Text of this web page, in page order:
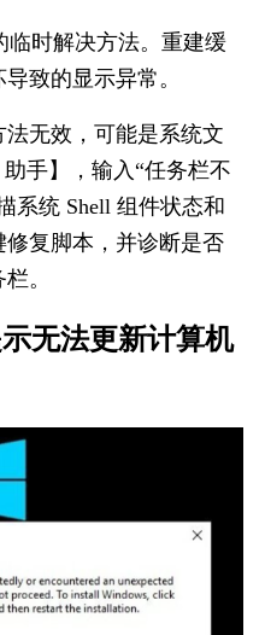
临时解决方法。重建缓
致的显示异常。
无效，可能是系统文
手】，输入“任务栏不
系统 Shell 组件状态和
复脚本，并诊断是否
。
无法更新计算机